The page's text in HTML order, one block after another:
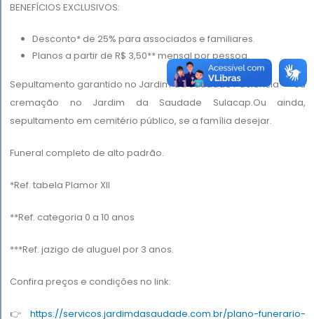
BENEFÍCIOS EXCLUSIVOS:
Desconto* de 25% para associados e familiares.
Planos a partir de R$ 3,50** mensal por pessoa.
Sepultamento garantido no Jardim da Saudade Paciência*** ou
cremação no Jardim da Saudade Sulacap.Ou ainda,
sepultamento em cemitério público, se a família desejar.
Funeral completo de alto padrão.
*Ref. tabela Plamor XII
**Ref. categoria 0 a 10 anos
***Ref. jazigo de aluguel por 3 anos.
Confira preços e condições no link:
👉 https://servicos.jardimdasaudade.com.br/plano-funerario-